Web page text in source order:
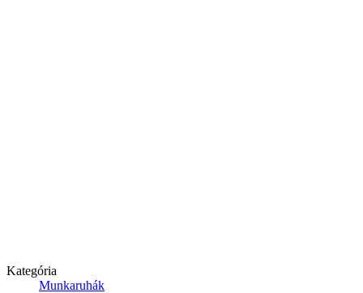
Kategória
Munkaruhák